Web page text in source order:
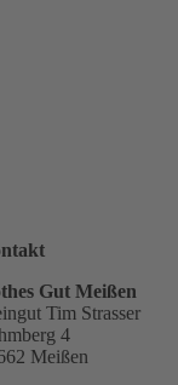
Gut Meißen
Tim Strasser
4
Meißen